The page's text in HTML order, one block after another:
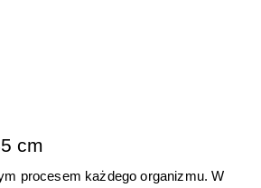
cm
procesem każdego organizmu. W